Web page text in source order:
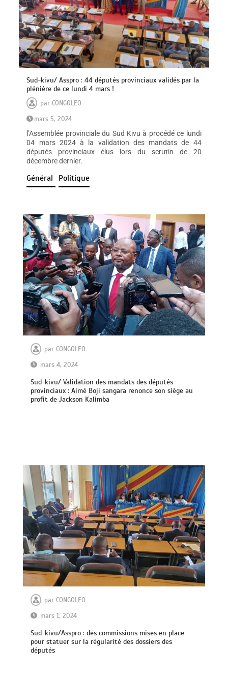
Sud-kivu/ Asspro : 44 députés provinciaux validés par la
plénière de ce lundi 4 mars !
parCONGOLEO
mars 5, 2024
l’Assemblée provinciale du Sud Kivu à procédé ce lundi
04 mars 2024 à la validation des mandats de 44
députés provinciaux élus lors du scrutin de 20
décembre dernier.
Général Politique
parCONGOLEO
mars 4, 2024
Sud-kivu/ Validation des mandats des députés
provinciaux : Aimé Boji sangara renonce son siège au
profit de Jackson Kalimba
parCONGOLEO
mars 1, 2024
Sud-kivu/Asspro : des commissions mises en place
pour statuer sur la régularité des dossiers des
députés